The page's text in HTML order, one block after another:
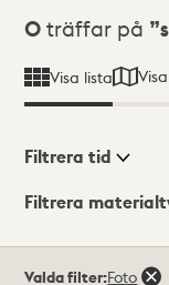
Sökresultat
0 träffar på
Visa lista
Visningsläge
Filtrera tid
Filtrera
Valda filter:Foto